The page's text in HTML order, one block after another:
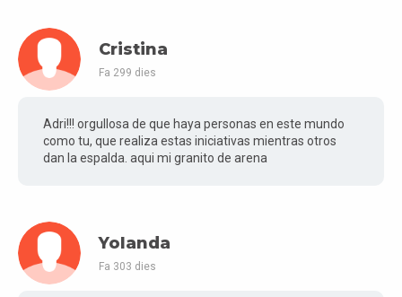
Cristina
Fa 299 dies
Adri!!! orgullosa de que haya personas en este mundo
como tu, que realiza estas iniciativas mientras otros
dan la espalda. aqui mi granito de arena
Yolanda
Fa 303 dies